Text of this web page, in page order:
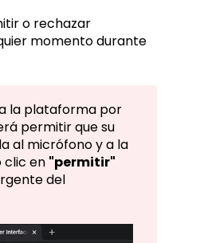
o rechazar
momento durante
la plataforma por
permitir que su
al micrófono y a la
clic en "permitir"
del